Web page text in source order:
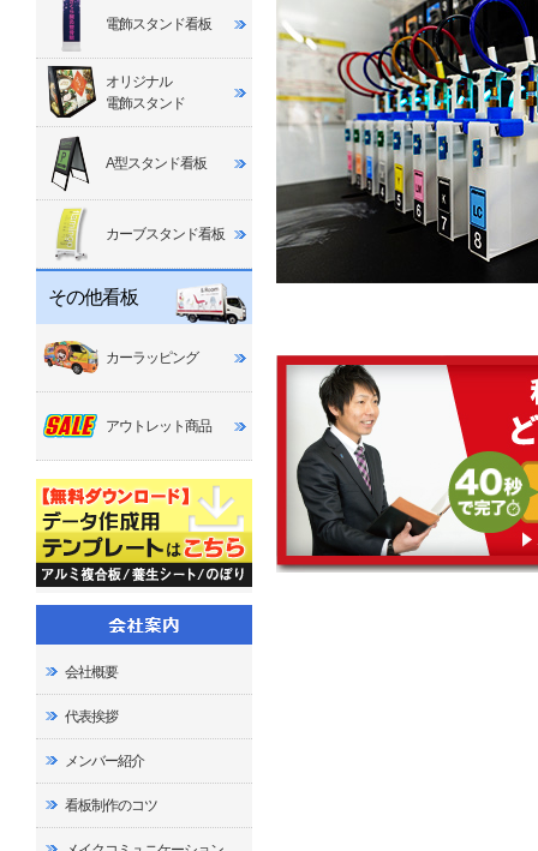
電飾スタンド看板
オリジナル
電飾スタンド
A型スタンド看板
カーブスタンド看板
その他看板
カーラッピング
アウトレット商品
会社概要
代表挨拶
メンバー紹介
看板制作のコツ